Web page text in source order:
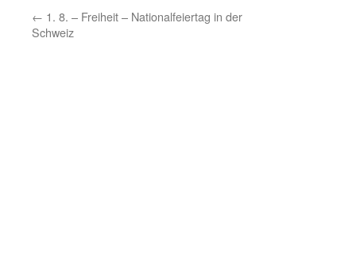
← 1. 8. – Freiheit – Nationalfeiertag in der
Schweiz